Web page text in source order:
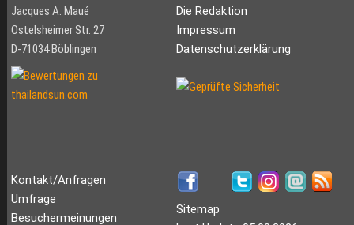
Jacques A. Maué
Ostelsheimer Str. 27
D-71034 Böblingen
Die Redaktion
Impressum
Datenschutzerklärung
Kontakt/Anfragen
Umfrage
Besuchermeinungen
Sitemap